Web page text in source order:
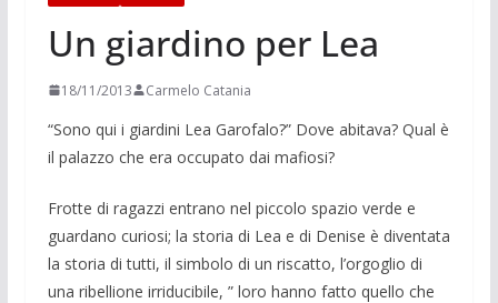
Un giardino per Lea
18/11/2013 Carmelo Catania
“Sono qui i giardini Lea Garofalo?” Dove abitava? Qual è
il palazzo che era occupato dai mafiosi?
Frotte di ragazzi entrano nel piccolo spazio verde e
guardano curiosi; la storia di Lea e di Denise è diventata
la storia di tutti, il simbolo di un riscatto, l’orgoglio di
una ribellione irriducibi­le, ” loro hanno fatto quello che